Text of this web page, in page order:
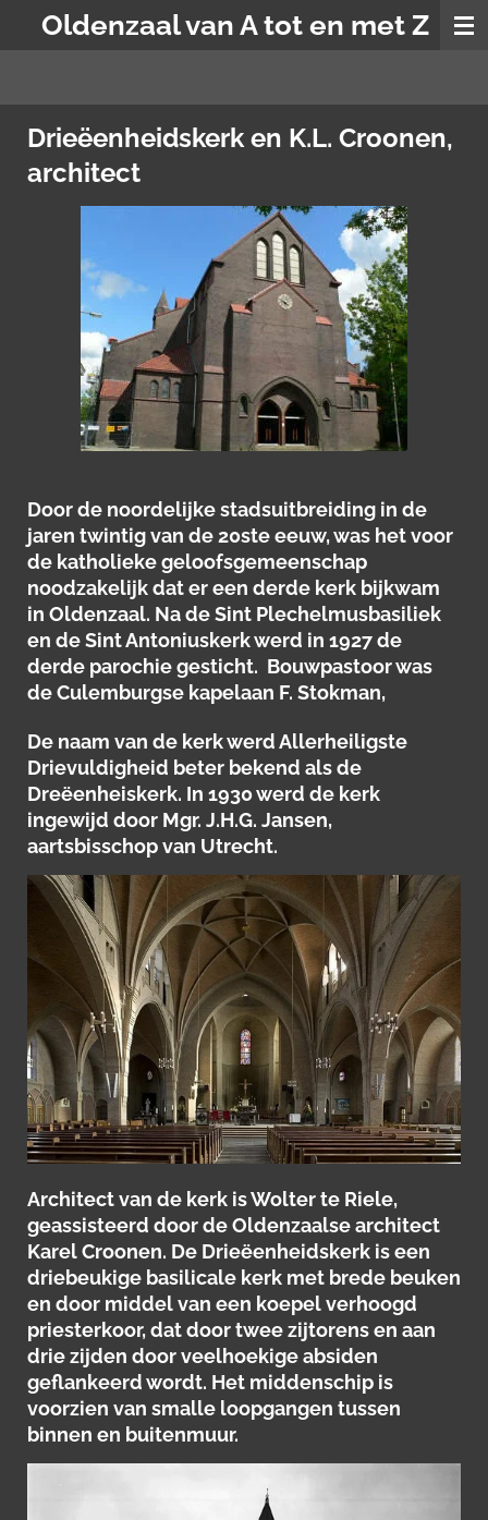
direct
Oldenzaal van A tot en met Z
Drieëenheidskerk en K.L. Croonen,
architect
Door de noordelijke stadsuitbreiding in de
jaren twintig van de 20ste eeuw, was het voor
de katholieke geloofsgemeenschap
noodzakelijk dat er een derde kerk bijkwam
in Oldenzaal. Na de Sint Plechelmusbasiliek
en de Sint Antoniuskerk werd in 1927 de
derde parochie gesticht. Bouwpastoor was
de Culemburgse kapelaan F. Stokman,
De naam van de kerk werd Allerheiligste
Drievuldigheid beter bekend als de
Dreëenheiskerk. In 1930 werd de kerk
ingewijd door Mgr. J.H.G. Jansen,
aartsbisschop van Utrecht.
Architect van de kerk is Wolter te Riele,
geassisteerd door de Oldenzaalse architect
Karel Croonen. De Drieëenheidskerk is een
driebeukige basilicale kerk met brede beuken
en door middel van een koepel verhoogd
priesterkoor, dat door twee zijtorens en aan
drie zijden door veelhoekige absiden
geflankeerd wordt. Het middenschip is
voorzien van smalle loopgangen tussen
binnen en buitenmuur.